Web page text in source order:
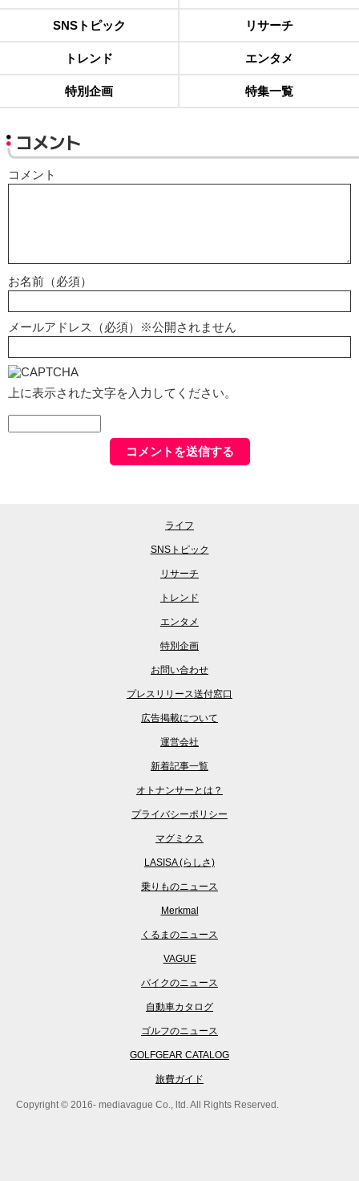
SNSトピック リサーチ
トレンド エンタメ
特別企画 特集一覧
コメント
コメント
お名前（必須）
メールアドレス（必須）※公開されません
上に表示された文字を入力してください。
ライフ
SNSトピック
リサーチ
トレンド
エンタメ
特別企画
お問い合わせ
プレスリリース送付窓口
広告掲載について
運営会社
新着記事一覧
オトナンサーとは？
プライバシーポリシー
マグミクス
LASISA (らしさ)
乗りものニュース
Merkmal
くるまのニュース
VAGUE
バイクのニュース
自動車カタログ
ゴルフのニュース
GOLFGEAR CATALOG
旅費ガイド
Copyright © 2016- mediavague Co., ltd. All Rights Reserved.